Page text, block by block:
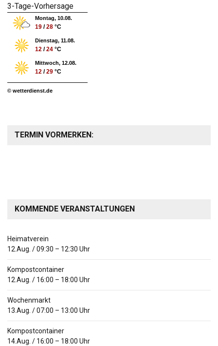
3-Tage-Vorhersage
Montag, 10.08.
19 /28 °C
Dienstag, 11.08.
12 /24 °C
Mittwoch, 12.08.
12 /29 °C
© wetterdienst.de
TERMIN VORMERKEN:
KOMMENDE VERANSTALTUNGEN
Heimatverein
12.Aug. /09:30 – 12:30 Uhr
Kompostcontainer
12.Aug. / 16:00 – 18:00 Uhr
Wochenmarkt
13.Aug. /07:00 – 13:00 Uhr
Kompostcontainer
14.Aug. / 16:00 – 18:00 Uhr